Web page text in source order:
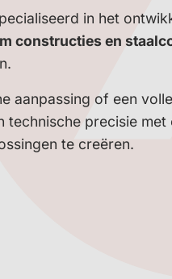
in het
constructies en
aanpassing of een
technische precisie
te creëren.